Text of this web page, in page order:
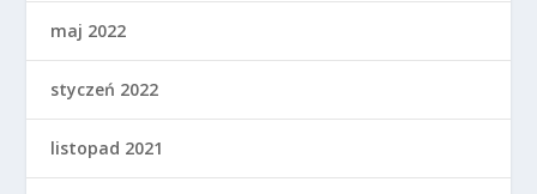
maj 2022
styczeń 2022
listopad 2021